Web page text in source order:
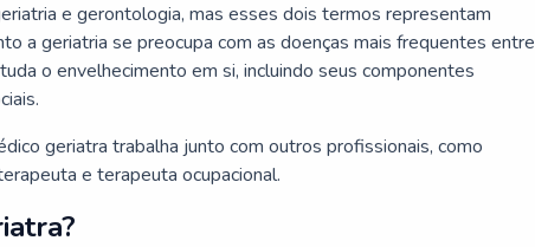
e gerontologia, mas esses dois termos representam
a geriatria se preocupa com as doenças mais frequentes entre
o envelhecimento em si, incluindo seus componentes
geriatra trabalha junto com outros profissionais, como
e terapeuta ocupacional.